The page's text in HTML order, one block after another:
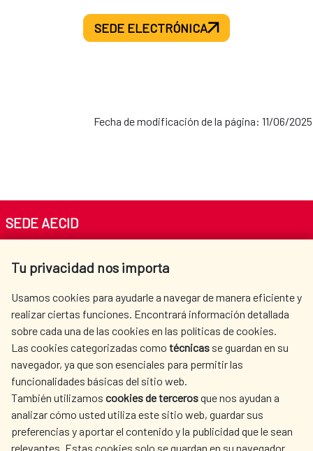
SEDE ELECTRÓNICA
Fecha de modificación de la página: 11/06/2025
Tu privacidad nos importa
Usamos cookies para ayudarle a navegar de manera eficiente y
realizar ciertas funciones. Encontrará información detallada
sobre cada una de las cookies en las políticas de cookies.
Las cookies categorizadas como técnicas se guardan en su
navegador, ya que son esenciales para permitir las
funcionalidades básicas del sitio web.
También utilizamos cookies de tercerosque nos ayudan a
analizar cómo usted utiliza este sitio web, guardar sus
preferencias y aportar el contenido y la publicidad que le sean
relevantes. Estas cookies solo se guardan en su navegador
SEDE AECID
Tel. +34 900 20 30 54​​​​​​​
AECID
WHERE DO WE COOPERATE?
SPANISH HUMANITARIAN
ACTION
PRESS ROOM
CULTURE AND SCIENCE LIBRARY